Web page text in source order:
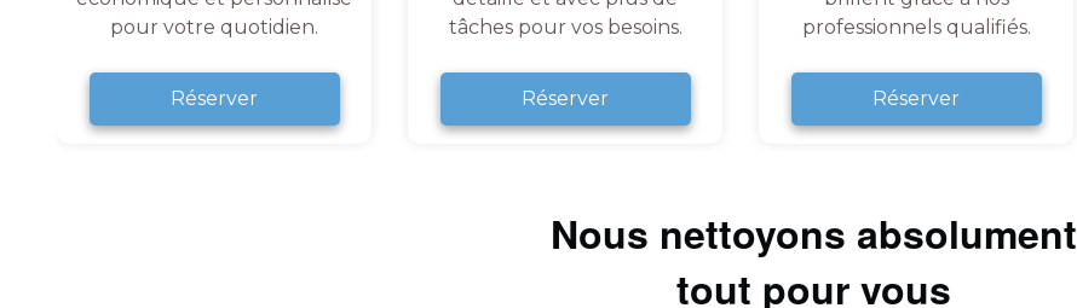
pour votre quotidien.
Réserver
tâches pour vos besoins.
Réserver
professionnels qualifiés.
Réserver
Nous nettoyons absolument
tout pour vous